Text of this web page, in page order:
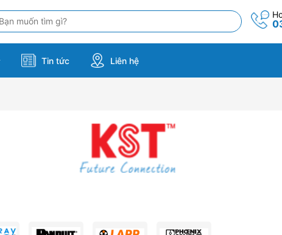
Tin tức Liên hệ